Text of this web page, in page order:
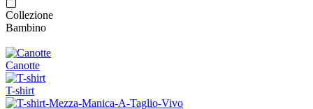
Collezione
Bambino
Canotte
T-shirt